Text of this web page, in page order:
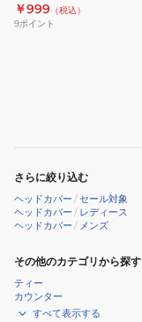
￥999 （税込）
9ポイント
さらに絞り込む
ヘッドカバー /セール対象
ヘッドカバー / レディース
ヘッドカバー / メンズ
その他のカテゴリから探す
ティー
カウンター
すべて表示する